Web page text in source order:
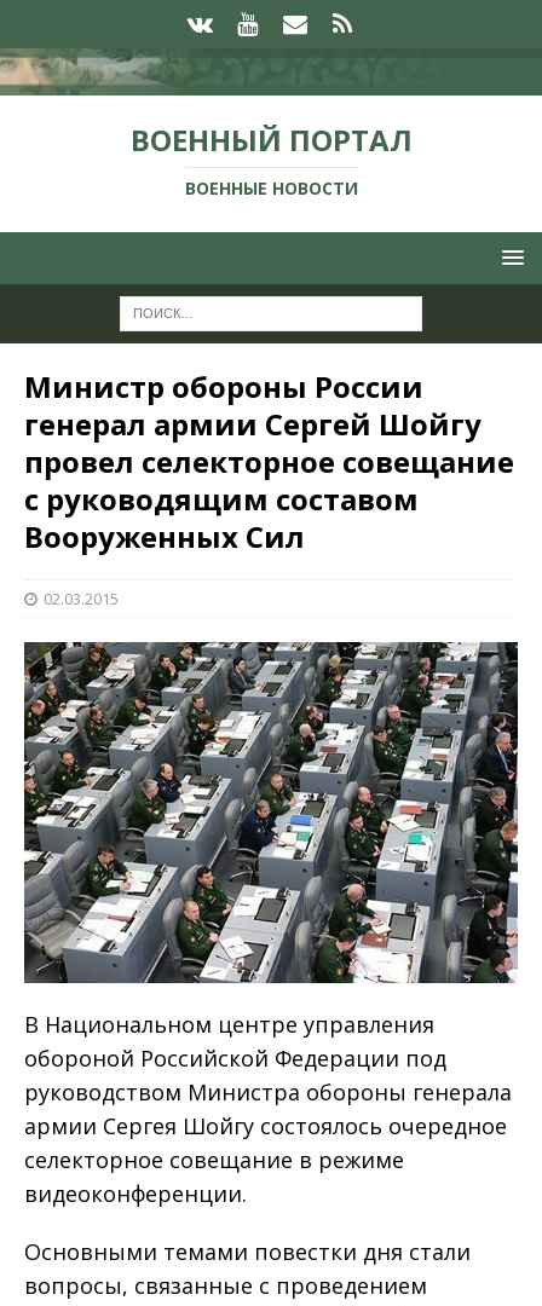
ВОЕННЫЙ ПОРТАЛ
ВОЕННЫЕ НОВОСТИ
Министр обороны России
генерал армии Сергей Шойгу
провел селекторное совещание
с руководящим составом
Вооруженных Сил
02.03.2015
В Национальном центре управления
обороной Российской Федерации под
руководством Министра обороны генерала
армии Сергея Шойгу состоялось очередное
селекторное совещание в режиме
видеоконференции.
Основными темами повестки дня стали
вопросы, связанные с проведением